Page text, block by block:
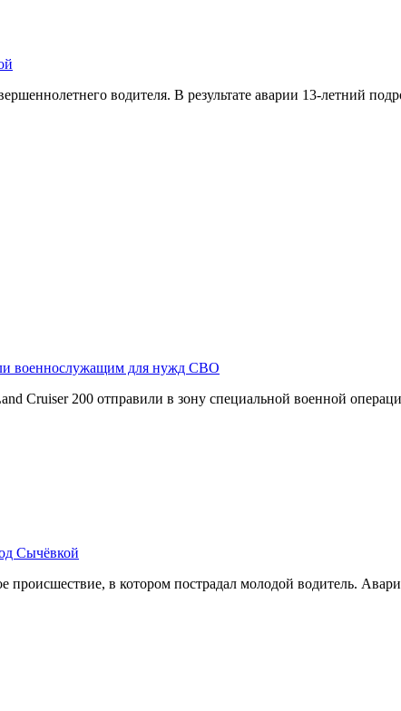
водителя. В результате аварии 13-летний
военнослужащим для нужд СВО
Cruiser 200 отправили в зону специальной военной
Сычёвкой
в котором пострадал молодой водитель.